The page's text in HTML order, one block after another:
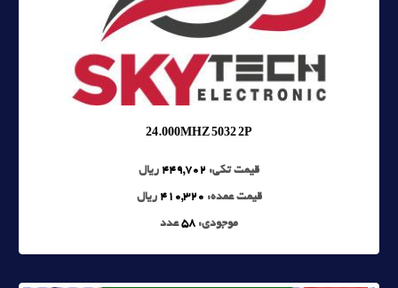
24.000MHZ 5032 2P
قیمت تکی: 449,702 ریال
قیمت عمده: 410,320 ریال
موجودی: 58عدد